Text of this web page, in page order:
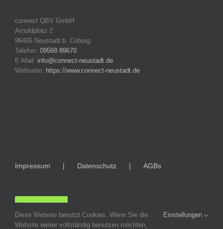
connect QBV GmbH
Arnoldplatz 2
96465 Neustadt b. Coburg
Telefon: 09568 89670
E-Mail: info@connect-neustadt.de
Webseite: https://www.connect-neustadt.de
Impressum Datenschutz AGBs
Diese Website benutzt Cookies. Wenn Sie die
Website weiter vollständig benutzen möchten,
Einstellungen